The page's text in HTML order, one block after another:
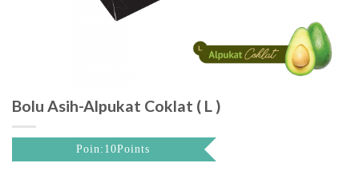
Bolu Asih-Alpukat Coklat ( L )
Poin:10Points